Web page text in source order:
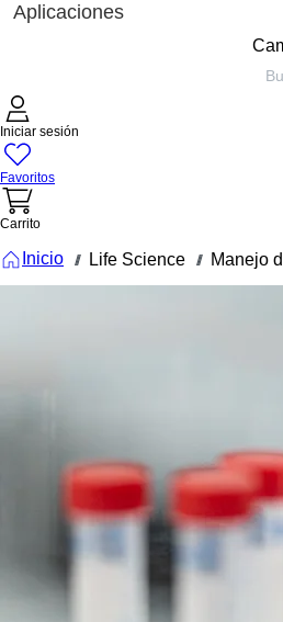
Aplicaciones
Iniciar sesión
Favoritos
Carrito
Inicio /// Life Science /// Manejo